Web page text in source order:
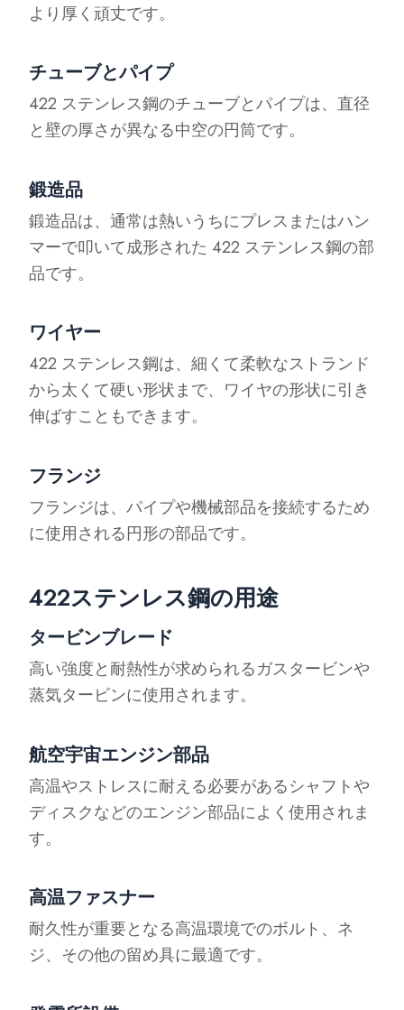
より厚く頑丈です。
チューブとパイプ
422 ステンレス鋼のチューブとパイプは、直径
と壁の厚さが異なる中空の円筒です。
鍛造品
鍛造品は、通常は熱いうちにプレスまたはハン
マーで叩いて成形された 422 ステンレス鋼の部
品です。
ワイヤー
422 ステンレス鋼は、細くて柔軟なストランド
から太くて硬い形状まで、ワイヤの形状に引き
伸ばすこともできます。
フランジ
フランジは、パイプや機械部品を接続するため
に使用される円形の部品です。
422ステンレス鋼の用途
タービンブレード
高い強度と耐熱性が求められるガスタービンや
蒸気タービンに使用されます。
航空宇宙エンジン部品
高温やストレスに耐える必要があるシャフトや
ディスクなどのエンジン部品によく使用されま
す。
高温ファスナー
耐久性が重要となる高温環境でのボルト、ネ
ジ、その他の留め具に最適です。